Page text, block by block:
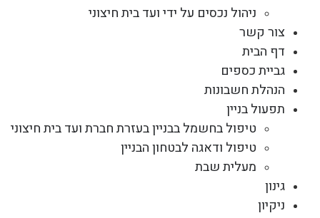
ניהול נכסים על ידי ועד בית חיצוני
צור קשר
דף הבית
גביית כספים
הנהלת חשבונות
תפעול בניין
טיפול בחשמל בבניין בעזרת חברת ועד בית חיצוני
טיפול ודאגה לבטחון הבניין
מעלית שבת
גינון
ניקיון